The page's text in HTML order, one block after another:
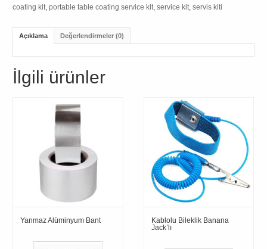
coating kit ,portable table coating service kit ,service kit ,servis kiti
Açıklama Değerlendirmeler (0)
İlgili ürünler
Yanmaz Alüminyum Bant
Kablolu Bileklik Banana
Jack’lı